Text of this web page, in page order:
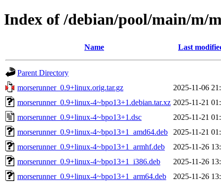
Index of /debian/pool/main/m/
Name Last
Parent Directory
morserunner_0.9+linux.orig.tar.gz
2025-11-06
morserunner_0.9+linux-4~bpo13+1.debian.tar.xz 2025-11-21
morserunner_0.9+linux-4~bpo13+1.dsc
2025-11-21
morserunner_0.9+linux-4~bpo13+1_amd64.deb
2025-11-21
morserunner_0.9+linux-4~bpo13+1_armhf.deb
2025-11-26
morserunner_0.9+linux-4~bpo13+1_i386.deb
2025-11-26
morserunner_0.9+linux-4~bpo13+1_arm64.deb
2025-11-26